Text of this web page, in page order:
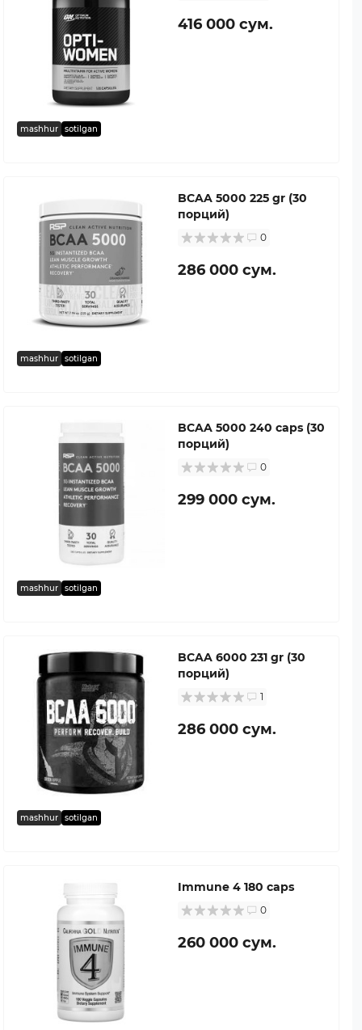
mashhur sotilgan
416 000 сум.
mashhur sotilgan
BCAA 5000 225 gr (30
порций)
0
286 000 сум.
mashhur sotilgan
BCAA 5000 240 caps (30
порций)
0
299 000 сум.
mashhur sotilgan
BCAA 6000 231 gr (30
порций)
1
286 000 сум.
Immune 4 180 caps
0
260 000 сум.